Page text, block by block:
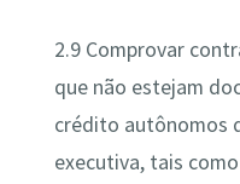
2.9 Comprovar
que não estejam
crédito autônomos
executiva, tais